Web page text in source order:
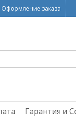
Оформление заказа
Гарантия и